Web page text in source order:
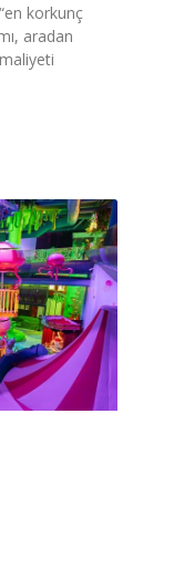
korkunç
aradan